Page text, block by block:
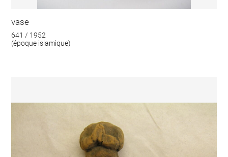
vase
641 / 1952
(époque islamique)